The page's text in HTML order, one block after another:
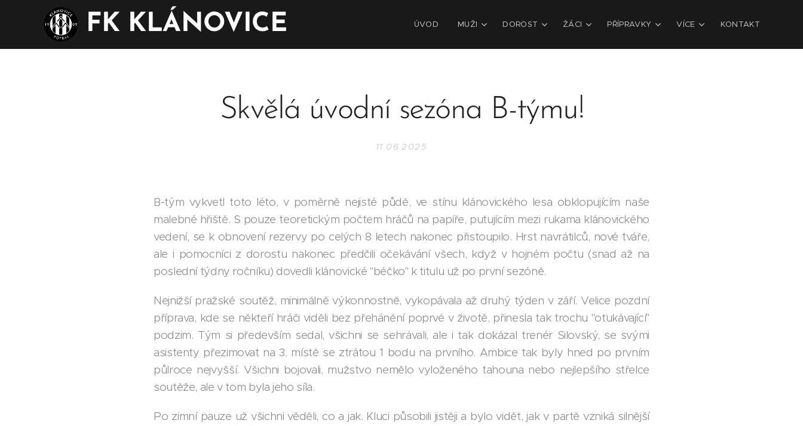
FK KLÁNOVICE ÚVOD MUŽI DOROST ŽÁCI PŘÍPRAVKY VÍCE KONTAKT
Skvělá úvodní sezóna B-týmu!
11.06.2025
B-tým vykvetl toto léto, v poměrně nejisté půdě, ve stínu klánovického lesa obklopujícím naše
malebné hřiště. S pouze teoretickým počtem hráčů na papíře, putujícím mezi rukama klánovického
vedení, se k obnovení rezervy po celých 8 letech nakonec přistoupilo. Hrst navrátilců, nové tváře,
ale i pomocníci z dorostu nakonec předčili očekávání všech, když v hojném počtu (snad až na
poslední týdny ročníku) dovedli klánovické "béčko" k titulu už po první sezóně.
Nejnižší pražské soutěž, minimálně výkonnostně, vykopávala až druhý týden v září. Velice pozdní
příprava, kde se někteří hráči viděli bez přehánění poprvé v životě, přinesla tak trochu "oťukávající"
podzim. Tým si především sedal, všichni se sehrávali, ale i tak dokázal trenér Silovský, se svými
asistenty přezimovat na 3. místě se ztrátou 1 bodu na prvního. Ambice tak byly hned po prvním
půlroce nejvyšší. Všichni bojovali, mužstvo nemělo vyloženého tahouna nebo nejlepšího střelce
soutěže, ale v tom byla jeho síla.
Po zimní pauze už všichni věděli, co a jak. Kluci působili jistěji a bylo vidět, jak v partě vzniká silnější